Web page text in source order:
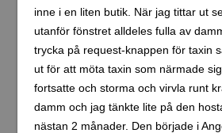
inne i en liten butik. När jag tittar ut
utanför fönstret alldeles fulla av
trycka på request-knappen för taxin
ut för att möta taxin som närmade
fortsatte och storma och virvla runt
damm och jag tänkte lite på den
nästan 2 månader. Den började i